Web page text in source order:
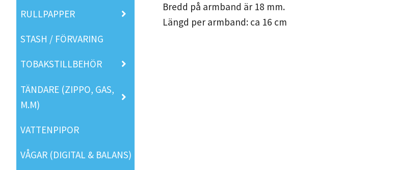
RULLPAPPER
STASH / FÖRVARING
TOBAKSTILLBEHÖR
TÄNDARE (ZIPPO, GAS,
M.M)
VATTENPIPOR
VÅGAR (DIGITAL & BALANS)
Bredd på armband är 18 mm.
Längd per armband: ca 16 cm